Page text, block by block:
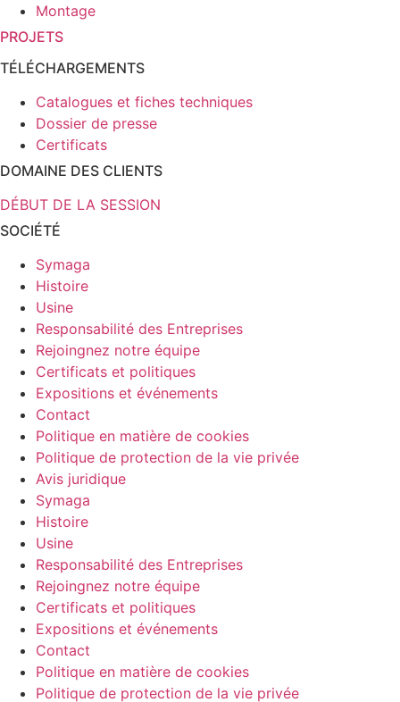
Montage
PROJETS
TÉLÉCHARGEMENTS
Catalogues et fiches techniques
Dossier de presse
Certificats
DOMAINE DES CLIENTS
DÉBUT DE LA SESSION
SOCIÉTÉ
Symaga
Histoire
Usine
Responsabilité des Entreprises
Rejoingnez notre équipe
Certificats et politiques
Expositions et événements
Contact
Politique en matière de cookies
Politique de protection de la vie privée
Avis juridique
Symaga
Histoire
Usine
Responsabilité des Entreprises
Rejoingnez notre équipe
Certificats et politiques
Expositions et événements
Contact
Politique en matière de cookies
Politique de protection de la vie privée